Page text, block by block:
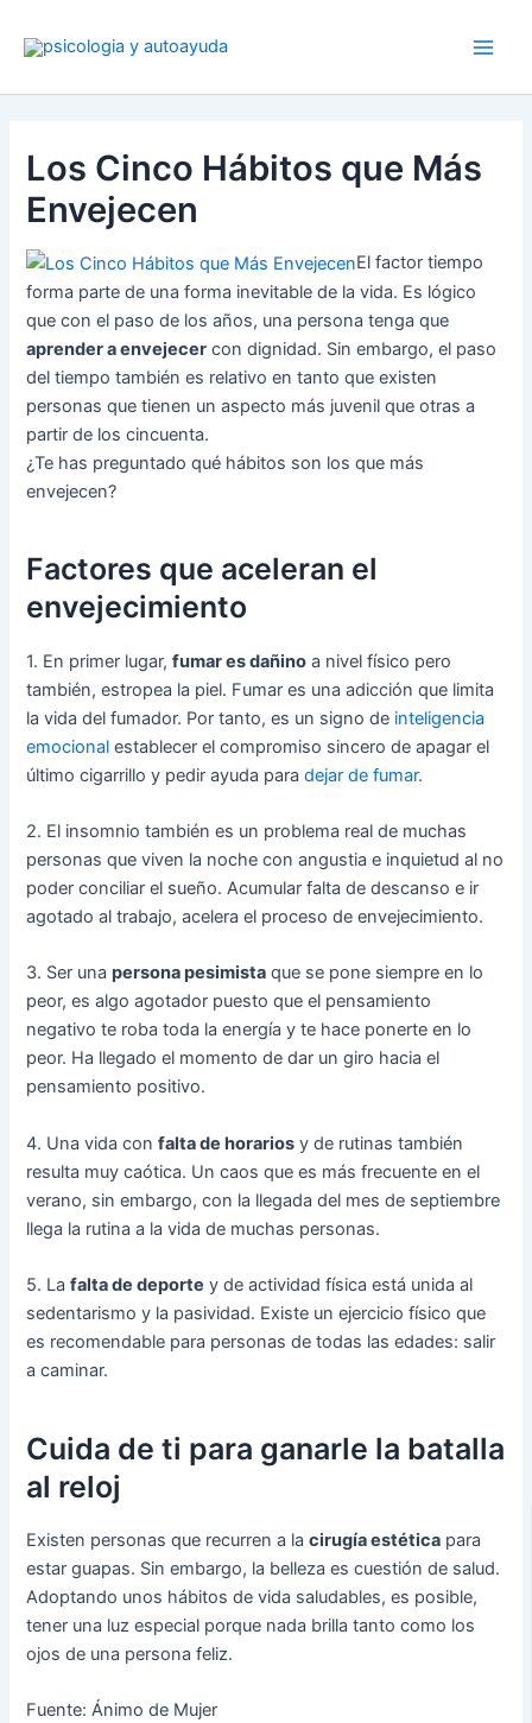
Los Cinco Hábitos que Más
Envejecen
El factor tiempo
forma parte de una forma inevitable de la vida. Es lógico
que con el paso de los años, una persona tenga que
aprender a envejecer con dignidad. Sin embargo, el paso
del tiempo también es relativo en tanto que existen
personas que tienen un aspecto más juvenil que otras a
partir de los cincuenta.
¿Te has preguntado qué hábitos son los que más
envejecen?
Factores que aceleran el
envejecimiento
1. En primer lugar,fumar es dañino a nivel físico pero
también, estropea la piel. Fumar es una adicción que limita
la vida del fumador. Por tanto, es un signo de inteligencia
emocional establecer el compromiso sincero de apagar el
último cigarrillo y pedir ayuda paradejar de fumar.
2. El insomnio también es un problema real de muchas
personas que viven la noche con angustia e inquietud al no
poder conciliar el sueño. Acumular falta de descanso e ir
agotado al trabajo, acelera el proceso de envejecimiento.
3. Ser unapersona pesimista que se pone siempre en lo
peor, es algo agotador puesto que el pensamiento
negativo te roba toda la energía y te hace ponerte en lo
peor. Ha llegado el momento de dar un giro hacia el
pensamiento positivo.
4. Una vida confalta de horarios y de rutinas también
resulta muy caótica. Un caos que es más frecuente en el
verano, sin embargo, con la llegada del mes de septiembre
llega la rutina a la vida de muchas personas.
5. Lafalta de deporte y de actividad física está unida al
sedentarismo y la pasividad. Existe un ejercicio físico que
es recomendable para personas de todas las edades: salir
a caminar.
Cuida de ti para ganarle la batalla
al reloj
Existen personas que recurren a lacirugía estética para
estar guapas. Sin embargo, la belleza es cuestión de salud.
Adoptando unos hábitos de vida saludables, es posible,
tener una luz especial porque nada brilla tanto como los
ojos de una persona feliz.
Fuente: Ánimo de Mujer